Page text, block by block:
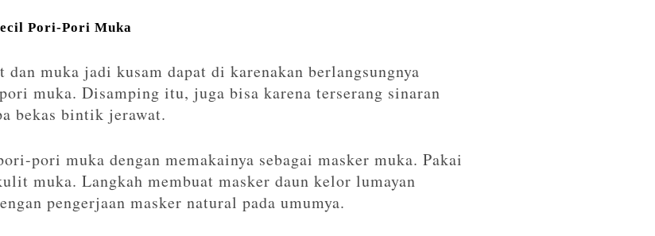
Pori-Pori Muka
dan muka jadi kusam dapat di karenakan berlangsungnya
muka. Disamping itu, juga bisa karena terserang sinaran
bekas bintik jerawat.
pori muka dengan memakainya sebagai masker muka. Pakai
muka. Langkah membuat masker daun kelor lumayan
pengerjaan masker natural pada umumya.